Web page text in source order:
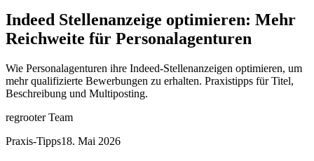
Indeed Stellenanzeige optimieren: Mehr
Reichweite für Personalagenturen
Wie Personalagenturen ihre Indeed-Stellenanzeigen optimieren, um
mehr qualifizierte Bewerbungen zu erhalten. Praxistipps für Titel,
Beschreibung und Multiposting.
regrooter Team
Praxis-Tipps18. Mai 2026